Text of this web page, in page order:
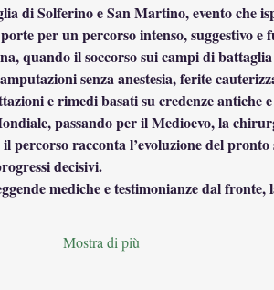
di Solferino e San Martino, evento che
per un percorso intenso, suggestivo e
quando il soccorso sui campi di
senza anestesia, ferite
e rimedi basati su credenze antiche
passando per il Medioevo, la
percorso racconta l’evoluzione del
decisivi.
mediche e testimonianze dal
Mostra di più